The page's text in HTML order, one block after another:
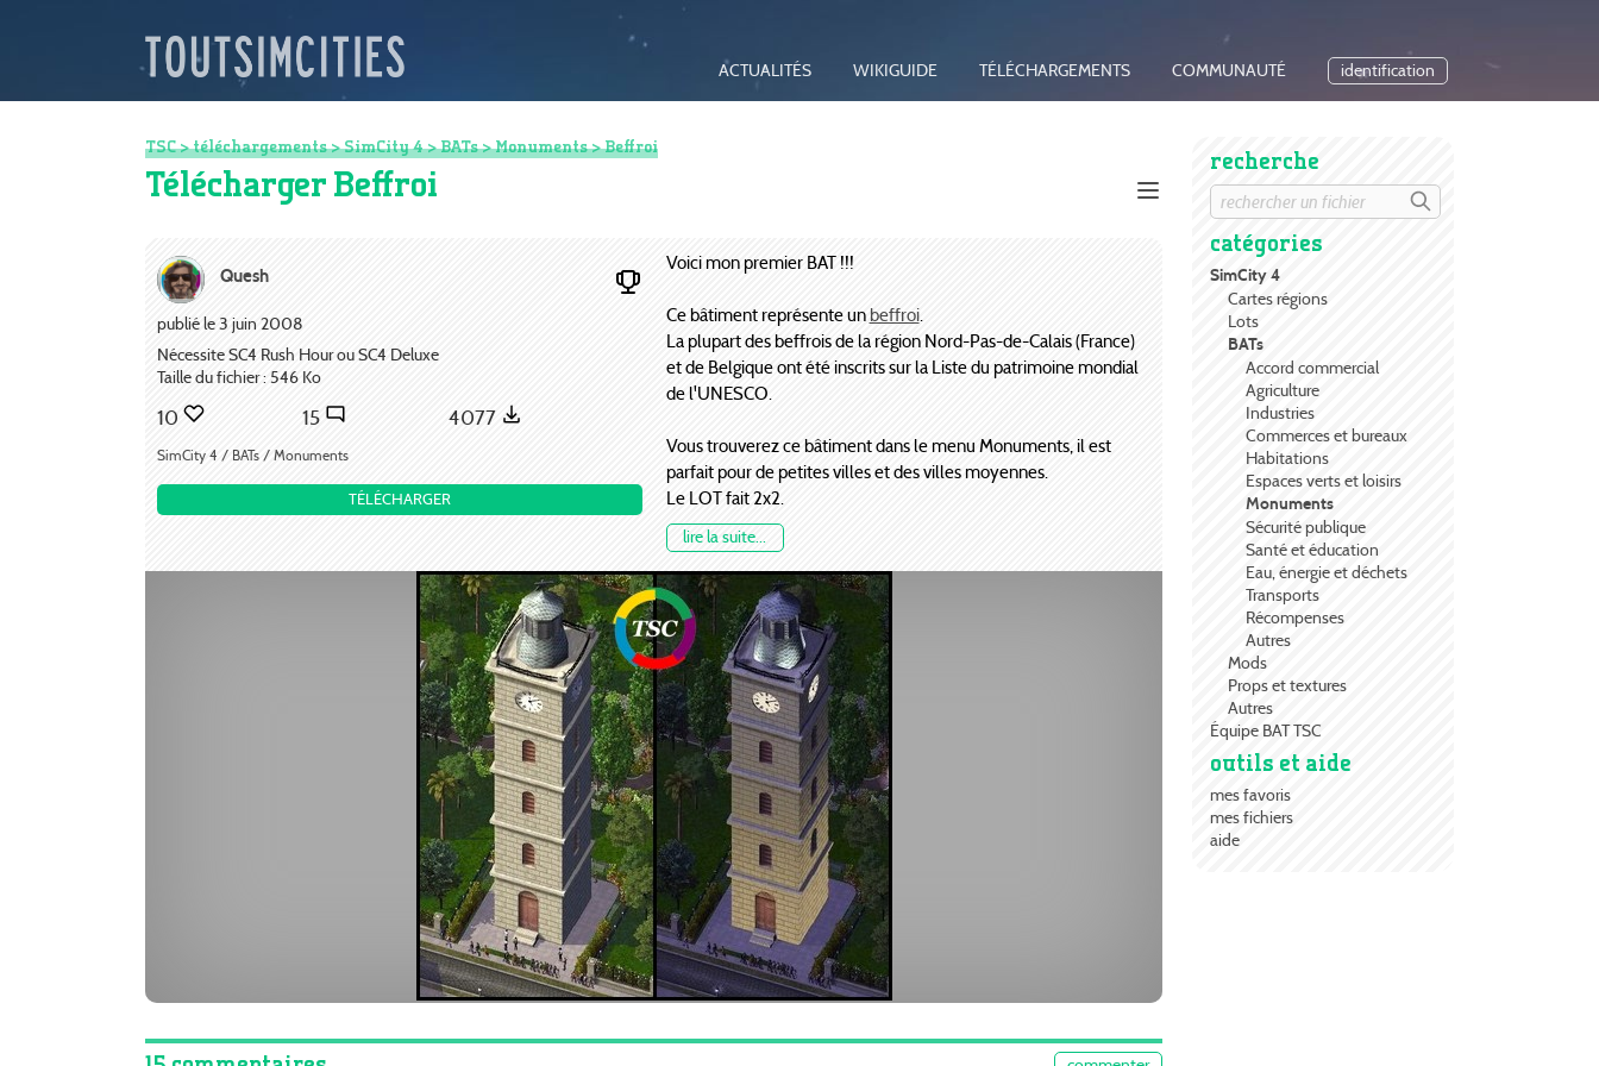
ACTUALITÉS WIKIGUIDE TÉLÉCHARGEMENTS COMMUNAUTÉ identification
recherche
catégories
SimCity 4
Cartes régions
Lots
BATs
Accord commercial
Agriculture
Industries
Commerces et bureaux
Habitations
Espaces verts et loisirs
Monuments
Sécurité publique
Santé et éducation
Eau, énergie et déchets
Transports
Récompenses
Autres
Mods
Props et textures
Autres
Équipe BAT TSC
outils et aide
mes favoris
mes fichiers
aide
TSC>téléchargements>SimCity 4>BATs>Monuments> Beffroi
Télécharger Beffroi
Quesh
publié le 3 juin 2008
Nécessite SC4 Rush Hour ou SC4 Deluxe
Taille du fichier : 546 Ko
10 15 4077
SimCity 4 / BATs / Monuments
TÉLÉCHARGER
lire la suite...
Voici mon premier BAT !!!
Ce bâtiment représente unbeffroi.
La plupart des beffrois de la région Nord-Pas-de-Calais (France)
et de Belgique ont été inscrits sur la Liste du patrimoine mondial
de l'UNESCO.
Vous trouverez ce bâtiment dans le menu Monuments, il est
parfait pour de petites villes et des villes moyennes.
Le LOT fait 2x2.
Dépendances :
-BSC MEGA Props - SG Vol 01
-PorkieProps-Vol1